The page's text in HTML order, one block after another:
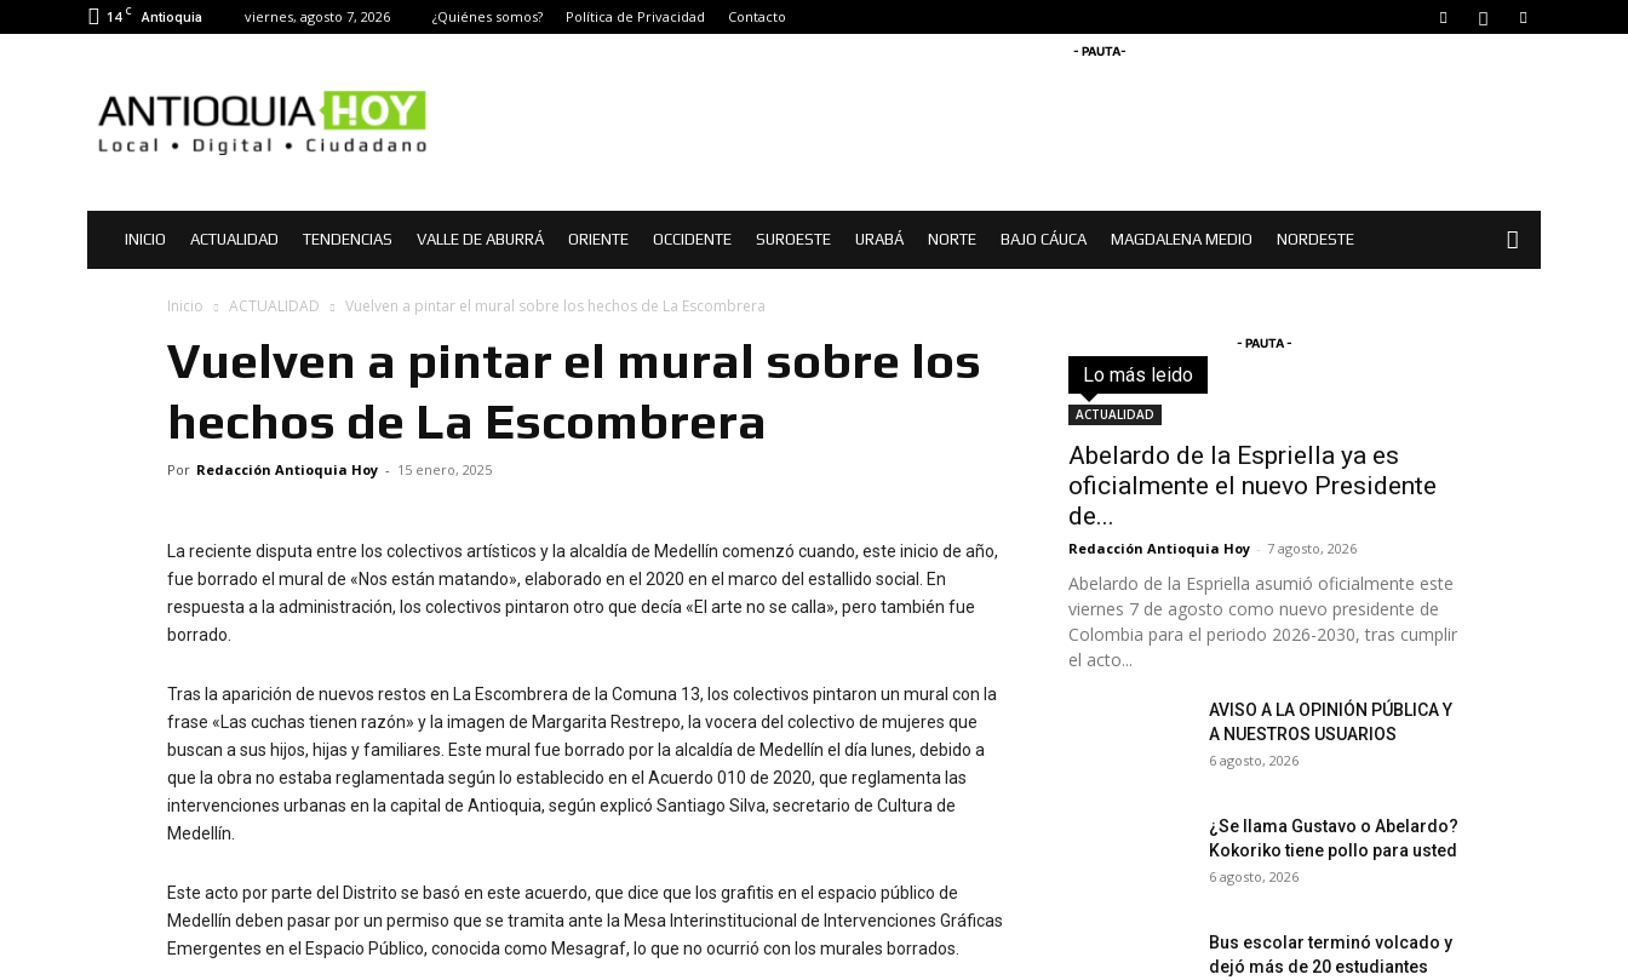
14 C Antioquia viernes, agosto 7, 2026 ¿Quiénes somos? Política de Privacidad Contacto
Hoy
|
Noticias
Antioquia
- PAUTA-
INICIO ACTUALIDAD TENDENCIAS VALLE DE ABURRÁ ORIENTE OCCIDENTE SUROESTE URABÁ NORTE BAJO CÁUCA MAGDALENA MEDIO NORDESTE
Inicio ACTUALIDAD Vuelven a pintar el mural sobre los hechos de La Escombrera
Vuelven a pintar el mural sobre los
hechos de La Escombrera
Por Redacción Antioquia Hoy - 15 enero, 2025
La reciente disputa entre los colectivos artísticos y la alcaldía de Medellín comenzó cuando, este inicio de año,
fue borrado el mural de «Nos están matando», elaborado en el 2020 en el marco del estallido social. En
respuesta a la administración, los colectivos pintaron otro que decía «El arte no se calla», pero también fue
borrado.
Tras la aparición de nuevos restos en La Escombrera de la Comuna 13, los colectivos pintaron un mural con la
frase «Las cuchas tienen razón» y la imagen de Margarita Restrepo, la vocera del colectivo de mujeres que
buscan a sus hijos, hijas y familiares. Este mural fue borrado por la alcaldía de Medellín el día lunes, debido a
que la obra no estaba reglamentada según lo establecido en el Acuerdo 010 de 2020, que reglamenta las
intervenciones urbanas en la capital de Antioquia, según explicó Santiago Silva, secretario de Cultura de
Medellín.
Este acto por parte del Distrito se basó en este acuerdo, que dice que los grafitis en el espacio público de
Medellín deben pasar por un permiso que se tramita ante la Mesa Interinstitucional de Intervenciones Gráficas
Emergentes en el Espacio Público, conocida como Mesagraf, lo que no ocurrió con los murales borrados.
- PAUTA -
Lo más leidoTodo
ACTUALIDAD
Abelardo de la Espriella ya es
oficialmente el nuevo Presidente
de...
Redacción Antioquia Hoy - 7 agosto, 2026
Abelardo de la Espriella asumió oficialmente este
viernes 7 de agosto como nuevo presidente de
Colombia para el periodo 2026-2030, tras cumplir
el acto...
AVISO A LA OPINIÓN PÚBLICA Y
A NUESTROS USUARIOS
6 agosto, 2026
¿Se llama Gustavo o Abelardo?
Kokoriko tiene pollo para usted
6 agosto, 2026
Bus escolar terminó volcado y
dejó más de 20 estudiantes